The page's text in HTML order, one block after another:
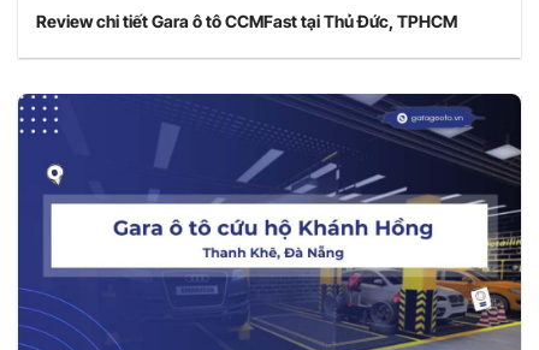
Review chi tiết Gara ô tô CCMFast tại Thủ Đức, TPHCM